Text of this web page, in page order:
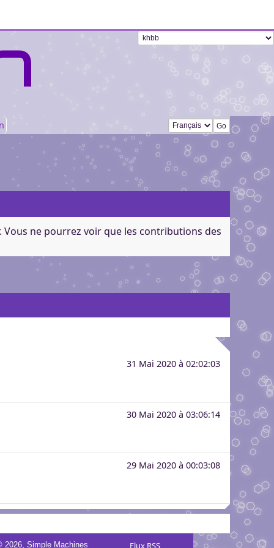
Changer de langue
ne pourrez voir que les contributions des
31 Mai 2020 à 02:02:03
30 Mai 2020 à 03:06:14
29 Mai 2020 à 00:03:08
2026 ,Simple Machines Flux RSS